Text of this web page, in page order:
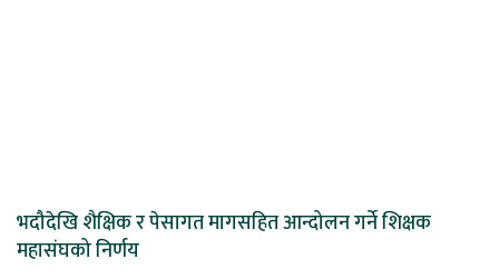
भदौदेखि शैक्षिक र पेसागत मागसहित आन्दोलन गर्ने शिक्षक
महासंघको निर्णय